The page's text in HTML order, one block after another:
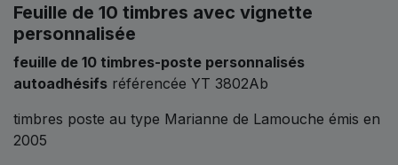
Feuille de 10 timbres avec vignette
personnalisée
feuille de 10 timbres-poste personnalisés
autoadhésifs référencée YT 3802Ab
timbres poste au type Marianne de Lamouche émis en
2005